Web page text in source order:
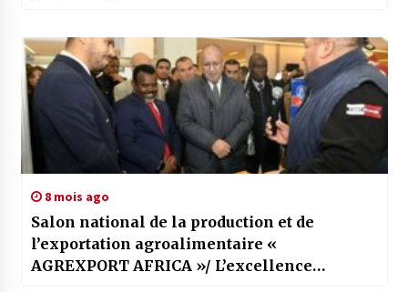
8 mois ago
Salon national de la production et de
l’exportation agroalimentaire «
AGREXPORT AFRICA »/ L’excellence